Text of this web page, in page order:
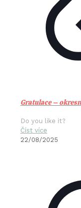
Gratulace –
Do you like it?
Číst více
22/08/2025